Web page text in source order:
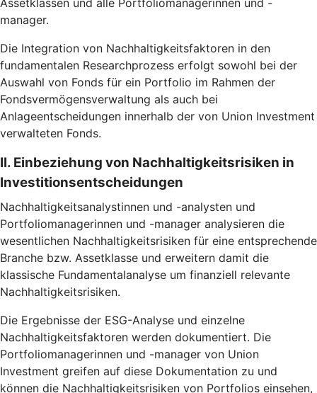
Assetklassen und alle Portfoliomanagerinnen und -
manager.
Die Integration von Nachhaltigkeitsfaktoren in den
fundamentalen Researchprozess erfolgt sowohl bei der
Auswahl von Fonds für ein Portfolio im Rahmen der
Fondsvermögensverwaltung als auch bei
Anlageentscheidungen innerhalb der von Union Investment
verwalteten Fonds.
II. Einbeziehung von Nachhaltigkeitsrisiken in
Investitionsentscheidungen
Nachhaltigkeitsanalystinnen und -analysten und
Portfoliomanagerinnen und -manager analysieren die
wesentlichen Nachhaltigkeitsrisiken für eine entsprechende
Branche bzw. Assetklasse und erweitern damit die
klassische Fundamentalanalyse um finanziell relevante
Nachhaltigkeitsrisiken.
Die Ergebnisse der ESG-Analyse und einzelne
Nachhaltigkeitsfaktoren werden dokumentiert. Die
Portfoliomanagerinnen und -manager von Union
Investment greifen auf diese Dokumentation zu und
können die Nachhaltigkeitsrisiken von Portfolios einsehen,